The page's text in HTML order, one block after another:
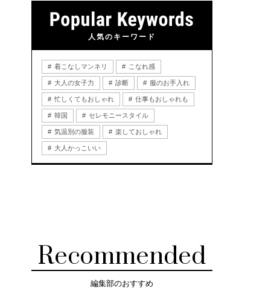
人気のキーワード
着こなしマンネリ こなれ感
大人の女子力 診断 服のお手入れ
忙しくてもおしゃれ 仕事もおしゃれも
韓国 セレモニースタイル
気温別の服装 楽しておしゃれ
大人かっこいい
Recommended
編集部のおすすめ